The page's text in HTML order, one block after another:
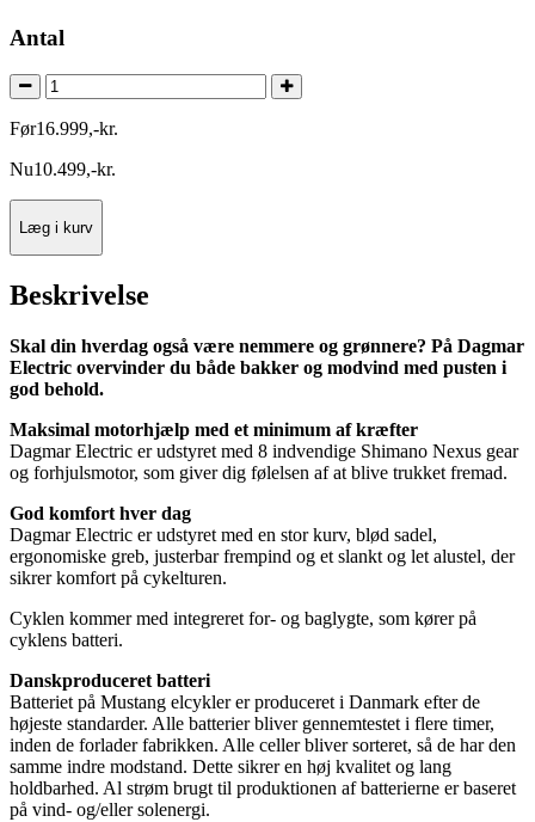
Antal
Før16.999,-kr.
Nu10.499,-kr.
Læg i kurv
Beskrivelse
Skal din hverdag også være nemmere og grønnere? På Dagmar
Electric overvinder du både bakker og modvind med pusten i
god behold.
Maksimal motorhjælp med et minimum af kræfter
Dagmar Electric er udstyret med 8 indvendige Shimano Nexus gear
og forhjulsmotor, som giver dig følelsen af at blive trukket fremad.
God komfort hver dag
Dagmar Electric er udstyret med en stor kurv, blød sadel,
ergonomiske greb, justerbar frempind og et slankt og let alustel, der
sikrer komfort på cykelturen.
Cyklen kommer med integreret for- og baglygte, som kører på
cyklens batteri.
Danskproduceret batteri
Batteriet på Mustang elcykler er produceret i Danmark efter de
højeste standarder. Alle batterier bliver gennemtestet i flere timer,
inden de forlader fabrikken. Alle celler bliver sorteret, så de har den
samme indre modstand. Dette sikrer en høj kvalitet og lang
holdbarhed. Al strøm brugt til produktionen af batterierne er baseret
på vind- og/eller solenergi.